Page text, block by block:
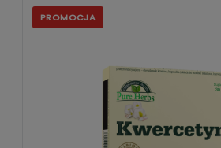
PROMOCJA